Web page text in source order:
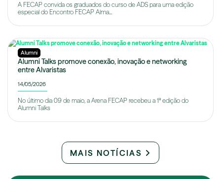
A FECAP convida os graduados do curso de ADS para uma edição
especial do Encontro FECAP Alma...
Alumni
Alumni Talks promove conexão, inovação e networking
entre Alvaristas
14/05/2026
No último dia 09 de maio, a Arena FECAP recebeu a 1ª edição do
Alumni Talks
MAIS NOTÍCIAS